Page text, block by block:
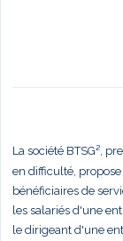
La société BTSG²,
en difficulté,
bénéficiaires de
les salariés d'une
le dirigeant d'une